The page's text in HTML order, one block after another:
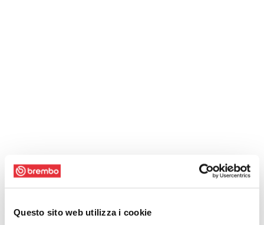
Questo sito web utilizza i cookie